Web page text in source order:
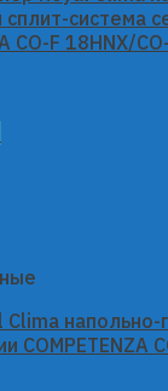
COMPETENZA